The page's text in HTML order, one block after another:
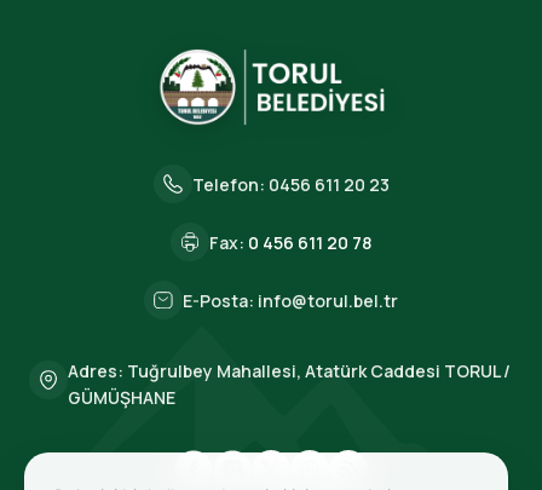
Telefon: 0456 611 20 23
Fax: 0 456 611 20 78
E-Posta: info@torul.bel.tr
Adres: Tuğrulbey Mahallesi, Atatürk Caddesi TORUL /
GÜMÜŞHANE